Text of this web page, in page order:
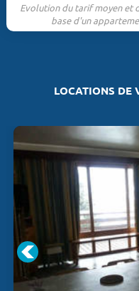
Evolution du tarif moyen et
base d'un
LOCATIONS DE